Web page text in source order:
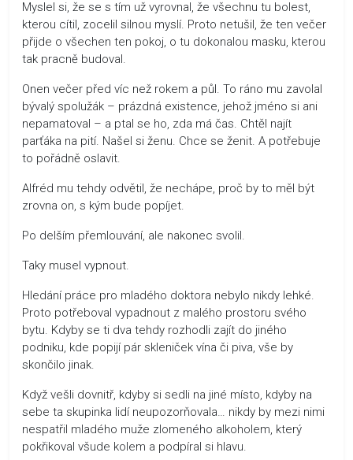
Myslel si, že se s tím už vyrovnal, že všechnu tu bolest,
kterou cítil, zocelil silnou myslí. Proto netušil, že ten večer
přijde o všechen ten pokoj, o tu dokonalou masku, kterou
tak pracně budoval.
Onen večer před víc než rokem a půl. To ráno mu zavolal
bývalý spolužák – prázdná existence, jehož jméno si ani
nepamatoval – a ptal se ho, zda má čas. Chtěl najít
parťáka na pití. Našel si ženu. Chce se ženit. A potřebuje
to pořádně oslavit.
Alfréd mu tehdy odvětil, že nechápe, proč by to měl být
zrovna on, s kým bude popíjet.
Po delším přemlouvání, ale nakonec svolil.
Taky musel vypnout.
Hledání práce pro mladého doktora nebylo nikdy lehké.
Proto potřeboval vypadnout z malého prostoru svého
bytu. Kdyby se ti dva tehdy rozhodli zajít do jiného
podniku, kde popijí pár skleniček vína či piva, vše by
skončilo jinak.
Když vešli dovnitř, kdyby si sedli na jiné místo, kdyby na
sebe ta skupinka lidí neupozorňovala… nikdy by mezi nimi
nespatřil mladého muže zlomeného alkoholem, který
pokřikoval všude kolem a podpíral si hlavu.